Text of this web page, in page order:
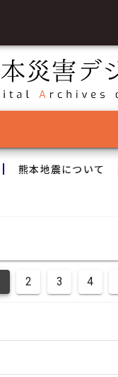
熊本地震について
2 3 4